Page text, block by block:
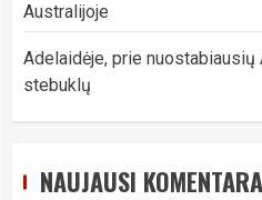
Australijoje
Adelaidėje, prie
stebuklų
NAUJAUSI